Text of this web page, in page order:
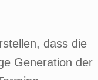
dass die
Generation der